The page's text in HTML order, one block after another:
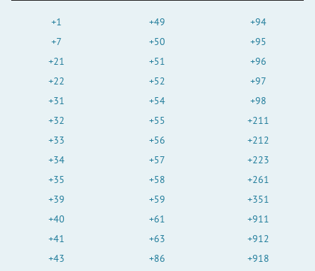
+1
+7
+21
+22
+31
+32
+33
+34
+35
+39
+40
+41
+43
+49
+50
+51
+52
+54
+55
+56
+57
+58
+59
+61
+63
+86
+94
+95
+96
+97
+98
+211
+212
+223
+261
+351
+911
+912
+918